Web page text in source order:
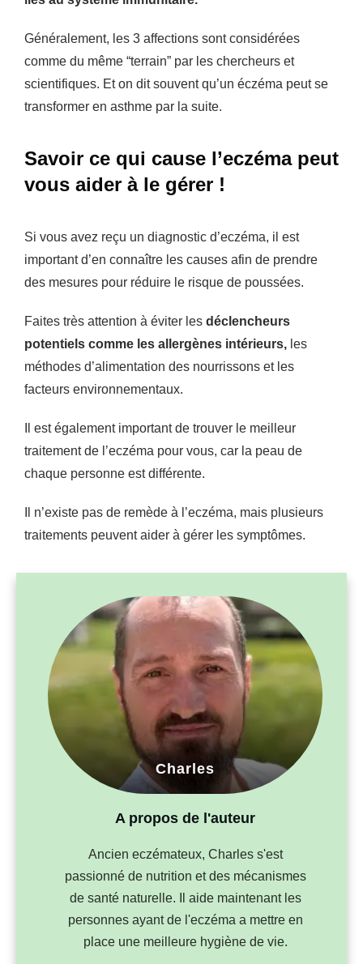
Généralement, les 3 affections sont considérées
comme du même “terrain” par les chercheurs et
scientifiques. Et on dit souvent qu’un éczéma peut se
transformer en asthme par la suite.
Savoir ce qui cause l’eczéma peut
vous aider à le gérer !
Si vous avez reçu un diagnostic d’eczéma, il est
important d’en connaître les causes afin de prendre
des mesures pour réduire le risque de poussées.
Faites très attention à éviter les déclencheurs
potentiels comme les allergènes intérieurs, les
méthodes d’alimentation des nourrissons et les
facteurs environnementaux.
Il est également important de trouver le meilleur
traitement de l’eczéma pour vous, car la peau de
chaque personne est différente.
Il n’existe pas de remède à l’eczéma, mais plusieurs
traitements peuvent aider à gérer les symptômes.
Charles
A propos de l'auteur
Ancien eczémateux, Charles s'est
passionné de nutrition et des mécanismes
de santé naturelle. Il aide maintenant les
personnes ayant de l'eczéma a mettre en
place une meilleure hygiène de vie.